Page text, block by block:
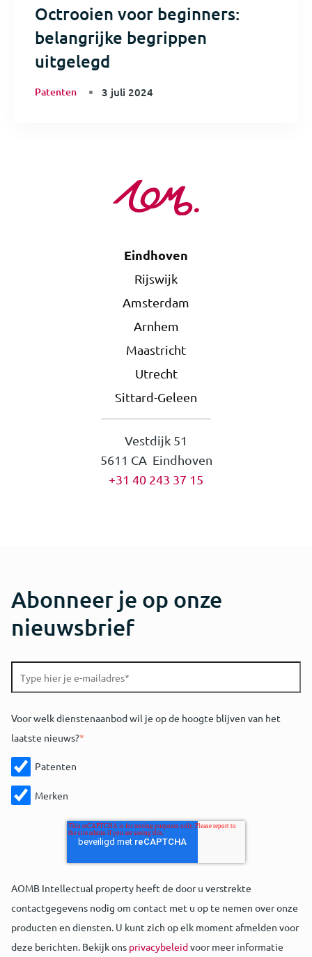
Octrooien voor beginners:
belangrijke begrippen
uitgelegd
Patenten 3 juli 2024
Eindhoven
Rijswijk
Amsterdam
Arnhem
Maastricht
Utrecht
Sittard-Geleen
Vestdijk 51
5611 CA Eindhoven
+31 40 243 37 15
Abonneer je op onze
nieuwsbrief
Voor welk dienstenaanbod wil je op de hoogte blijven van het
laatste nieuws?*
Patenten
Merken
AOMB Intellectual property heeft de door u verstrekte
contactgegevens nodig om contact met u op te nemen over onze
producten en diensten. U kunt zich op elk moment afmelden voor
deze berichten. Bekijk ons privacybeleidvoor meer informatie